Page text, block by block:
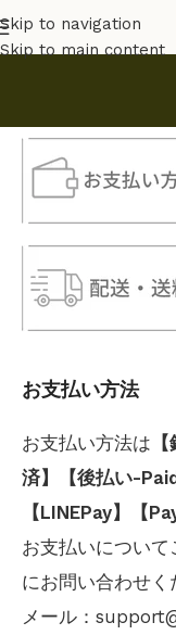
Skip to navigation
Skip to main content
お支払い方法
お支払い方法は
済】【後払い-
【LINEPay】【
お支払いについ
にお問い合わせく
メール：